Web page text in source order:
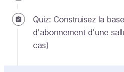
Quiz: Construisez la
d'abonnement d'une
cas)
témoignages d'expert qui
leur conseils, les erreurs
qui auraient pu les aider à
découvrir !
Témoignages